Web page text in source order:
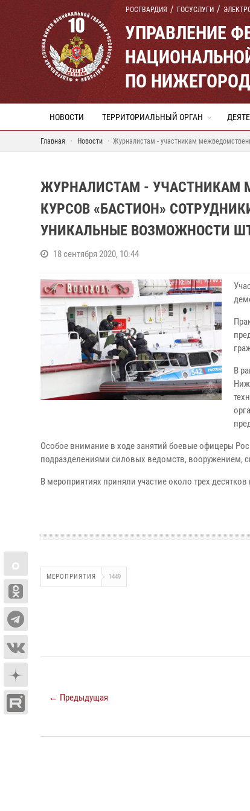
РОСГВАРДИЯ ГОСУСЛУГИ
УПРАВЛЕНИЕ
ПО
НОВОСТИ ТЕРРИТОРИАЛЬНЫЙ ОРГАН
Главная Новости Журналистам - участникам
ЖУРНАЛИСТАМ - УЧАСТНИКАМ
КУРСОВ «БАСТИОН»
УНИКАЛЬНЫЕ ВОЗМОЖНОСТИ
18 сентября 2020, 10:44
В
Особое внимание в ходе занятий боевые офицеры
подразделениями силовых ведомств, вооружением,
В мероприятиях приняли участие около трех
МЕРОПРИЯТИЯ 1449
← Предыдущая